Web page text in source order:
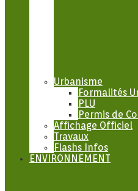
Urbanisme
Formalités
PLU
Permis de
Affichage Officiel
Travaux
Flashs Infos
ENVIRONNEMENT